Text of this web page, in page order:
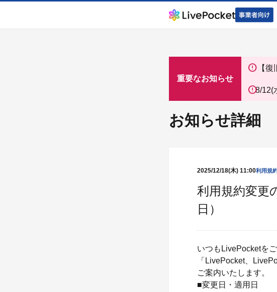
重要なお知らせ
【
8/12(
お知らせ詳細
2025/12/18(木) 11:00利用規
利用規約変更
日）
いつもLivePocketを
「LivePocket、
ご案内いたします。
■変更日・適用日